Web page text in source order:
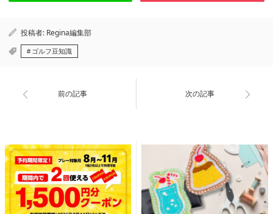
投稿者: Regina編集部
ゴルフ豆知識
前の記事 次の記事